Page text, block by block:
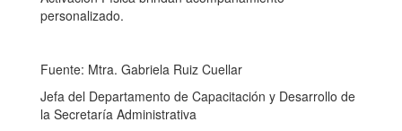
personalizado.
Fuente: Mtra. Gabriela Ruiz Cuellar
Jefa del Departamento de Capacitación y Desarrollo de
la Secretaría Administrativa